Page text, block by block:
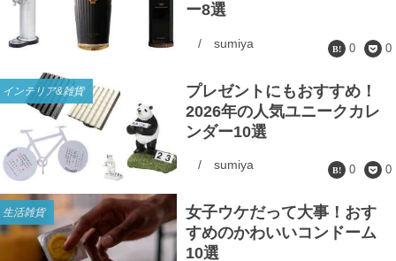
ー8選
/ sumiya 0 0
インテリア&雑貨
プレゼントにもおすすめ！
2026年の人気ユニークカレ
ンダー10選
/ sumiya 0 0
生活雑貨
女子ウケだって大事！おす
すめのかわいいコンドーム
10選